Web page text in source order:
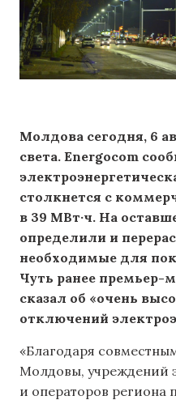
Молдова сегодня, 6
света. Energocom
столкнется с
в 39 МВт·ч. На
определили и
необходимые для
Чуть ранее премьер-
сказал об «очень
отключений
«Благодаря
Молдовы, учреждений
и операторов региона